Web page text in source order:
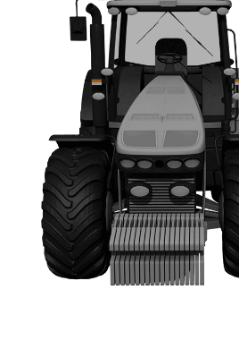
LED
LED
LED Hal,-
Overige